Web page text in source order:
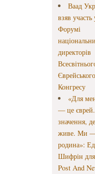
Ваад
взяв участь
Форумі
директорів
Єврейського
Конгресу
«Для
— це
значення,
живе. Ми
родина»:
Шифрін
Post And